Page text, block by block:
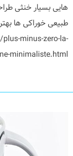
هایی بسیار خنثی
طبیعی خوراکی ها
minus-zero-la-
minimaliste.html...